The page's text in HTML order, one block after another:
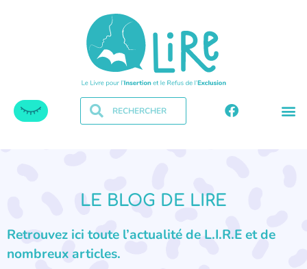
LE BLOG DE LIRE
Retrouvez ici toute l’actualité de L.I.R.E et de
nombreux articles.